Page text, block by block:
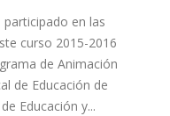
en las
curso 2015-2016
de Animación
de Educación de
Educación y...